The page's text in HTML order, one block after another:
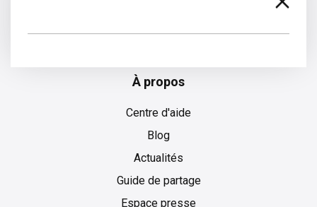
À propos
Centre d'aide
Blog
Actualités
Guide de partage
Espace presse